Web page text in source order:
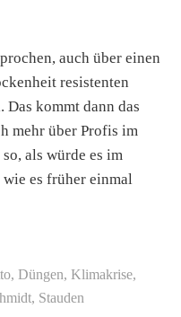
auch über einen
resistenten
kommt dann das
mehr über Profis im
als würde es im
wie es früher einmal
, Düngen, Klimakrise,
, Stauden